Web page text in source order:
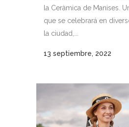
la Ceràmica de Manises.
que se celebrará en
la ciudad,...
13 septiembre, 2022